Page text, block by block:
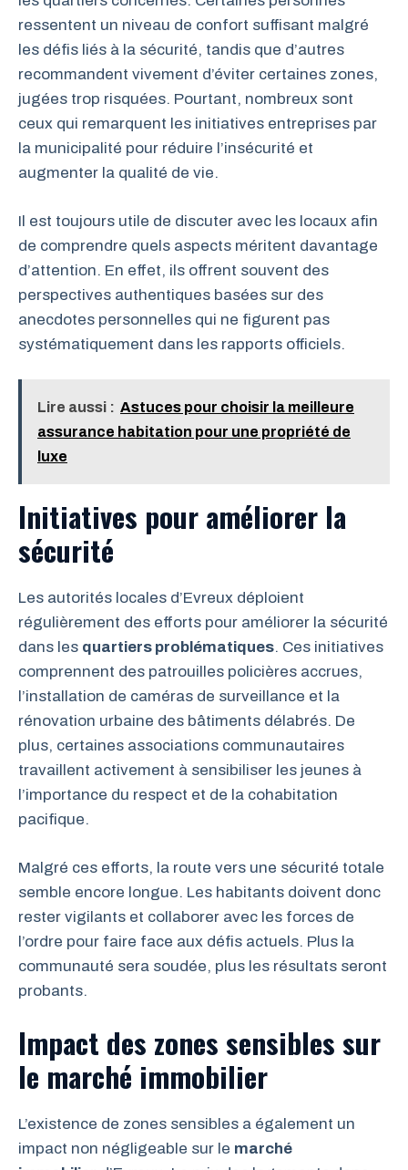
ressentent un niveau de confort suffisant malgré
les défis liés à la sécurité, tandis que d’autres
recommandent vivement d’éviter certaines zones,
jugées trop risquées. Pourtant, nombreux sont
ceux qui remarquent les initiatives entreprises par
la municipalité pour réduire l’insécurité et
augmenter la qualité de vie.
Il est toujours utile de discuter avec les locaux afin
de comprendre quels aspects méritent davantage
d’attention. En effet, ils offrent souvent des
perspectives authentiques basées sur des
anecdotes personnelles qui ne figurent pas
systématiquement dans les rapports officiels.
Lire aussi : Astuces pour choisir la meilleure
assurance habitation pour une propriété de
luxe
Initiatives pour améliorer la
sécurité
Les autorités locales d’Evreux déploient
régulièrement des efforts pour améliorer la sécurité
dans les quartiers problématiques. Ces initiatives
comprennent des patrouilles policières accrues,
l’installation de caméras de surveillance et la
rénovation urbaine des bâtiments délabrés. De
plus, certaines associations communautaires
travaillent activement à sensibiliser les jeunes à
l’importance du respect et de la cohabitation
pacifique.
Malgré ces efforts, la route vers une sécurité totale
semble encore longue. Les habitants doivent donc
rester vigilants et collaborer avec les forces de
l’ordre pour faire face aux défis actuels. Plus la
communauté sera soudée, plus les résultats seront
probants.
Impact des zones sensibles sur
le marché immobilier
L’existence de zones sensibles a également un
impact non négligeable sur le marché